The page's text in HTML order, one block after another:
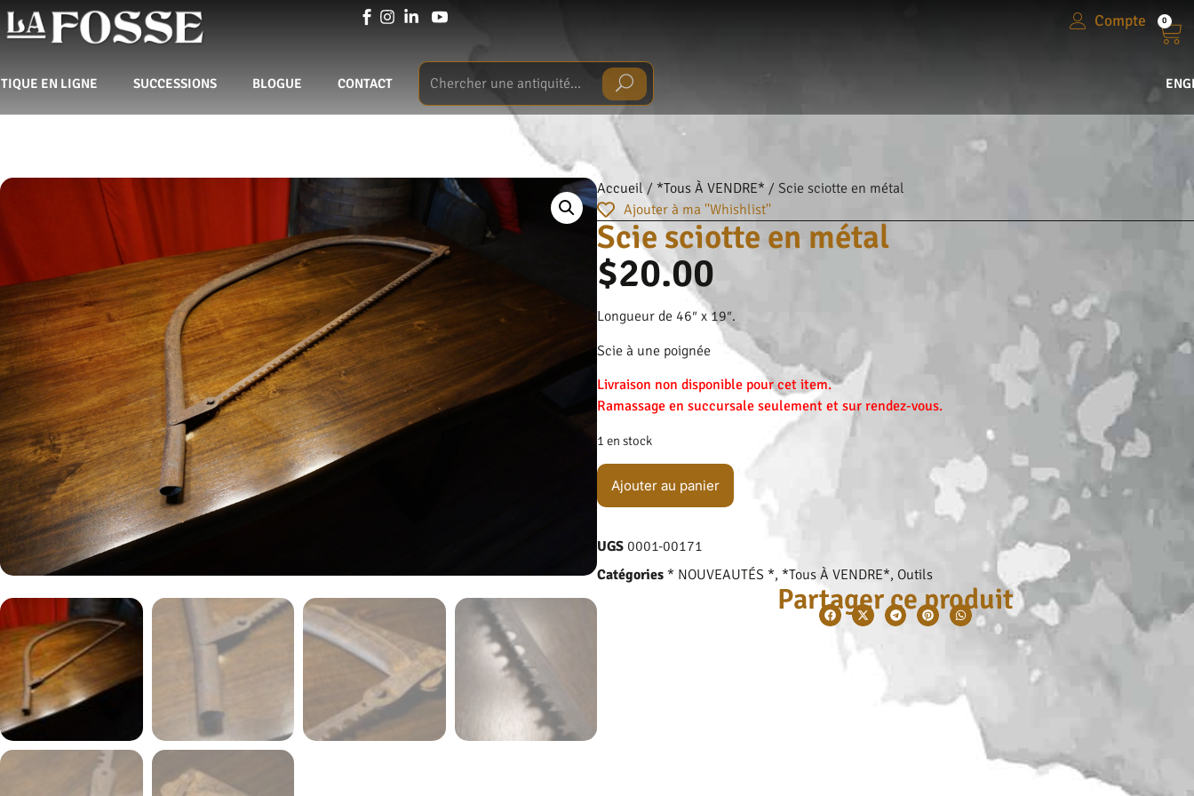
Compte 0
EN LIGNE SUCCESSIONS BLOGUE CONTACT
Accueil/ *Tous À VENDRE* / Scie sciotte en métal
Ajouter à ma ''Whishlist''
Scie sciotte en métal
$20.00
Longueur de 46″ x 19″.
Scie à une poignée
Livraison non disponible pour cet item.
Ramassage en succursale seulement et sur rendez-vous.
1 en stock
Ajouter au panier
UGS 0001-00171
Catégories * NOUVEAUTÉS *, *Tous À VENDRE*, Outils
Partager ce produit